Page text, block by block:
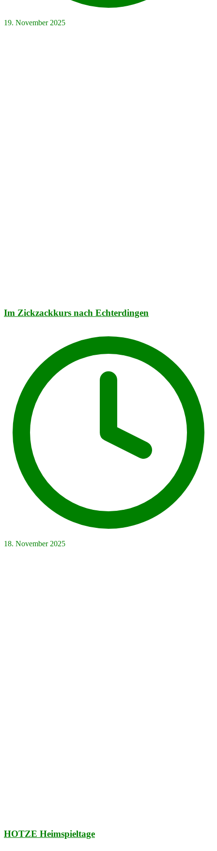
19. November 2025
Im Zickzackkurs nach Echterdingen
18. November 2025
HOTZE Heimspieltage